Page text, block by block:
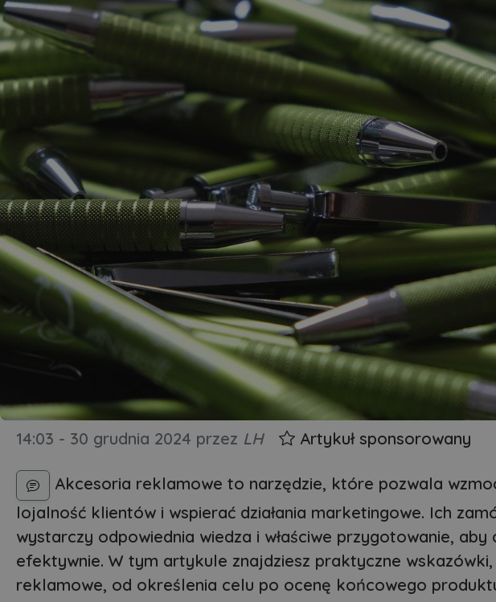
14:03 - 30 grudnia 2024 przez LH Artykuł sponsorowany
Akcesoria reklamowe to narzędzie, które pozwala
lojalność klientów i wspierać działania marketingowe. Ich
wystarczy odpowiednia wiedza i właściwe przygotowanie, aby
efektywnie. W tym artykule znajdziesz praktyczne
reklamowe, od określenia celu po ocenę końcowego